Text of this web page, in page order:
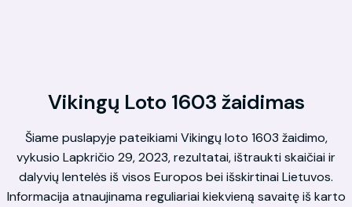
Vikingų Loto 1603 žaidimas
Šiame puslapyje pateikiami Vikingų loto 1603 žaidimo,
vykusio Lapkričio 29, 2023, rezultatai, ištraukti skaičiai ir
dalyvių lentelės iš visos Europos bei išskirtinai Lietuvos.
Informacija atnaujinama reguliariai kiekvieną savaitę iš karto